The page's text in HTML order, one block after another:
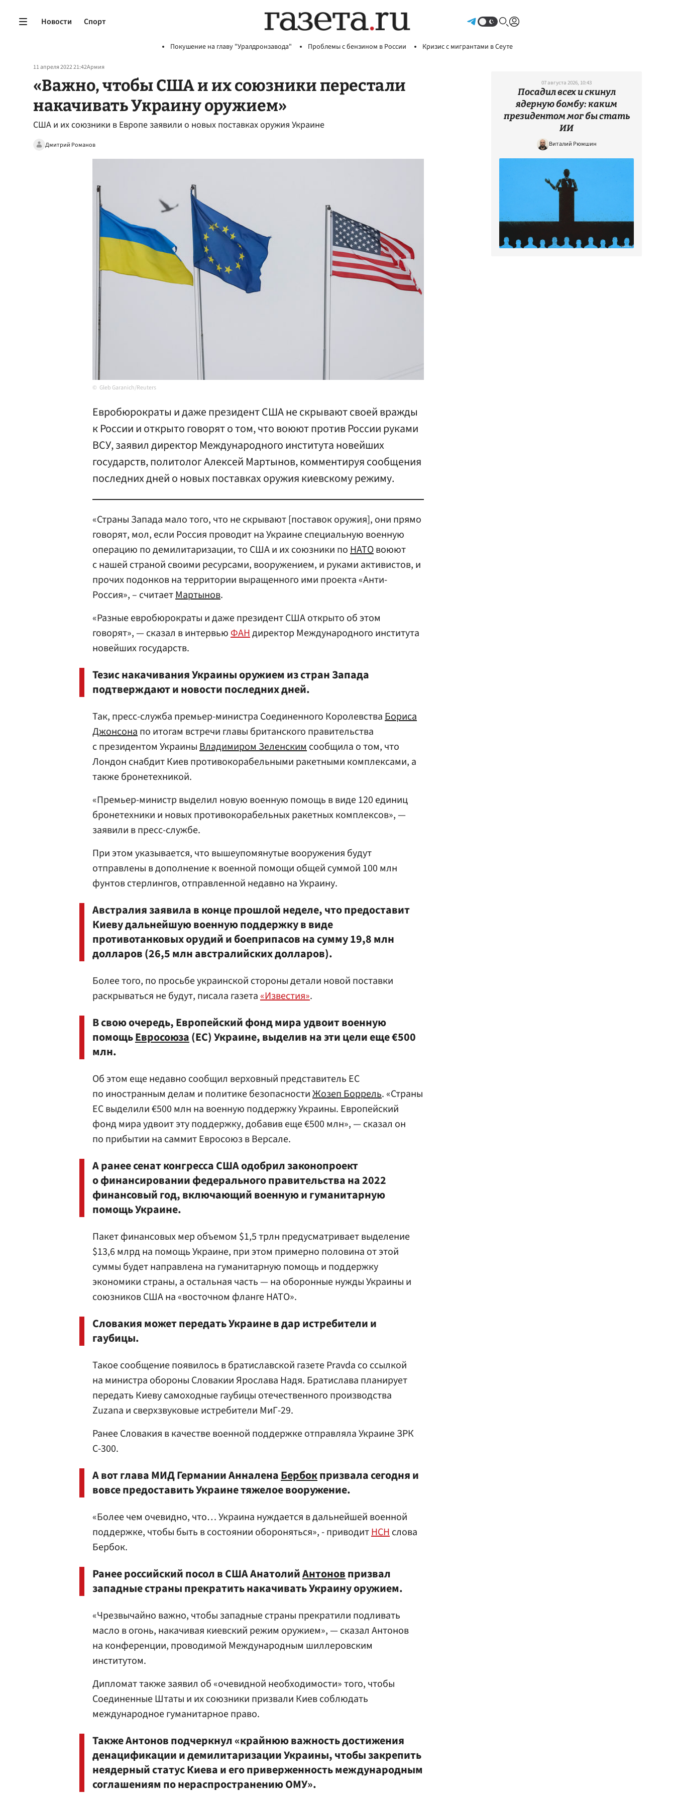
Новости Спорт
Покушение на главу "Уралдронзавода" Проблемы с бензином в России Кризис с мигрантами в Сеуте
11 апреля 2022 21:42Армия
«Важно, чтобы США и их союзники перестали
накачивать Украину оружием»
США и их союзники в Европе заявили о новых поставках оружия Украине
Дмитрий Романов
Gleb Garanich/Reuters
Евробюрократы и даже президент США не скрывают своей вражды
к России и открыто говорят о том, что воюют против России руками
ВСУ, заявил директор Международного института новейших
государств, политолог Алексей Мартынов, комментируя сообщения
последних дней о новых поставках оружия киевскому режиму.
«Страны Запада мало того, что не скрывают [поставок оружия], они прямо
говорят, мол, если Россия проводит на Украине специальную военную
операцию по демилитаризации, то США и их союзники поНАТОвоюют
с нашей страной своими ресурсами, вооружением, и руками активистов, и
прочих подонков на территории выращенного ими проекта «Анти-
Россия», – считаетМартынов.
«Разные евробюрократы и даже президент США открыто об этом
говорят», — сказал в интервьюФАНдиректор Международного института
новейших государств.
Тезис накачивания Украины оружием из стран Запада
подтверждают и новости последних дней.
Так, пресс-служба премьер-министра Соединенного КоролевстваБориса
Джонсонапо итогам встречи главы британского правительства
с президентом УкраиныВладимиром Зеленскимсообщила о том, что
Лондон снабдит Киев противокорабельными ракетными комплексами, а
также бронетехникой.
«Премьер-министр выделил новую военную помощь в виде 120 единиц
бронетехники и новых противокорабельных ракетных комплексов», —
заявили в пресс-службе.
При этом указывается, что вышеупомянутые вооружения будут
отправлены в дополнение к военной помощи общей суммой 100 млн
фунтов стерлингов, отправленной недавно на Украину.
Австралия заявила в конце прошлой неделе, что предоставит
Киеву дальнейшую военную поддержку в виде
противотанковых орудий и боеприпасов на сумму 19,8 млн
долларов (26,5 млн австралийских долларов).
Более того, по просьбе украинской стороны детали новой поставки
раскрываться не будут, писала газета«Известия».
В свою очередь, Европейский фонд мира удвоит военную
помощьЕвросоюза(ЕС) Украине, выделив на эти цели еще €500
млн.
Об этом еще недавно сообщил верховный представитель ЕС
по иностранным делам и политике безопасностиЖозеп Боррель. «Страны
ЕС выделили €500 млн на военную поддержку Украины. Европейский
фонд мира удвоит эту поддержку, добавив еще €500 млн», — сказал он
по прибытии на саммит Евросоюз в Версале.
А ранее сенат конгресса США одобрил законопроект
о финансировании федерального правительства на 2022
финансовый год, включающий военную и гуманитарную
помощь Украине.
Пакет финансовых мер объемом $1,5 трлн предусматривает выделение
$13,6 млрд на помощь Украине, при этом примерно половина от этой
суммы будет направлена на гуманитарную помощь и поддержку
экономики страны, а остальная часть — на оборонные нужды Украины и
союзников США на «восточном фланге НАТО».
Словакия может передать Украине в дар истребители и
гаубицы.
Такое сообщение появилось в братиславской газете Pravda со ссылкой
на министра обороны Словакии Ярослава Надя. Братислава планирует
передать Киеву самоходные гаубицы отечественного производства
Zuzana и сверхзвуковые истребители МиГ-29.
Ранее Словакия в качестве военной поддержке отправляла Украине ЗРК
С-300.
А вот глава МИД Германии АнналенаБербокпризвала сегодня и
вовсе предоставить Украине тяжелое вооружение.
«Более чем очевидно, что… Украина нуждается в дальнейшей военной
поддержке, чтобы быть в состоянии обороняться», - приводитНСНслова
Бербок.
Ранее российский посол в США АнатолийАнтоновпризвал
западные страны прекратить накачивать Украину оружием.
«Чрезвычайно важно, чтобы западные страны прекратили подливать
масло в огонь, накачивая киевский режим оружием», — сказал Антонов
на конференции, проводимой Международным шиллеровским
институтом.
Дипломат также заявил об «очевидной необходимости» того, чтобы
Соединенные Штаты и их союзники призвали Киев соблюдать
международное гуманитарное право.
Также Антонов подчеркнул «крайнюю важность достижения
денацификации и демилитаризации Украины, чтобы закрепить
неядерный статус Киева и его приверженность международным
соглашениям по нераспространению ОМУ».
07 августа 2026, 10:43
Посадил всех и скинул
ядерную бомбу: каким
президентом мог бы стать
ИИ
Виталий Рюмшин